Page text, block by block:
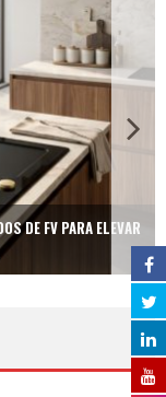
DE FV PARA ELEVAR